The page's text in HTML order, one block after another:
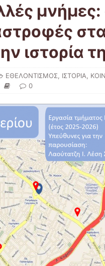
μνήμες:
ιστορία
ΕΘΕΛΟΝΤΙΣΜΟΣ ΙΣΤΟΡΙΑ
0